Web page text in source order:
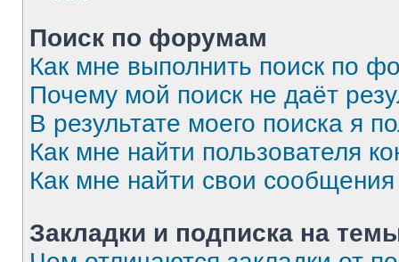
Поиск по форумам
Как мне выполнить поиск по
Почему мой поиск не даёт
В результате моего поиска я
Как мне найти пользователя
Как мне найти свои
Закладки и подписка на